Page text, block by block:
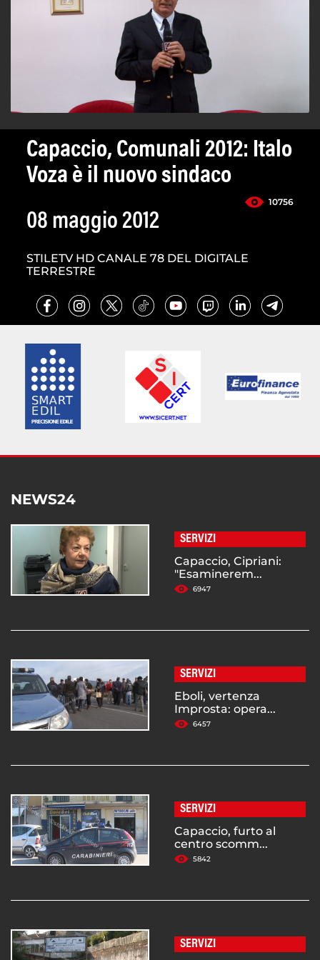
Capaccio, Comunali 2012: Italo
Voza è il nuovo sindaco
10756
08 maggio 2012
STILETV HD CANALE 78 DEL DIGITALE
TERRESTRE
NEWS24
SERVIZI
Capaccio, Cipriani:
"Esaminerem...
6947
SERVIZI
Eboli, vertenza
Improsta: opera...
6457
SERVIZI
Capaccio, furto al
centro scomm...
5842
SERVIZI